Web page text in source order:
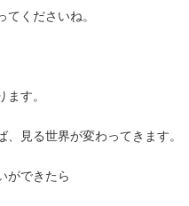
てくださいね。
ます。
、見る世界が変わってきます。
ができたら